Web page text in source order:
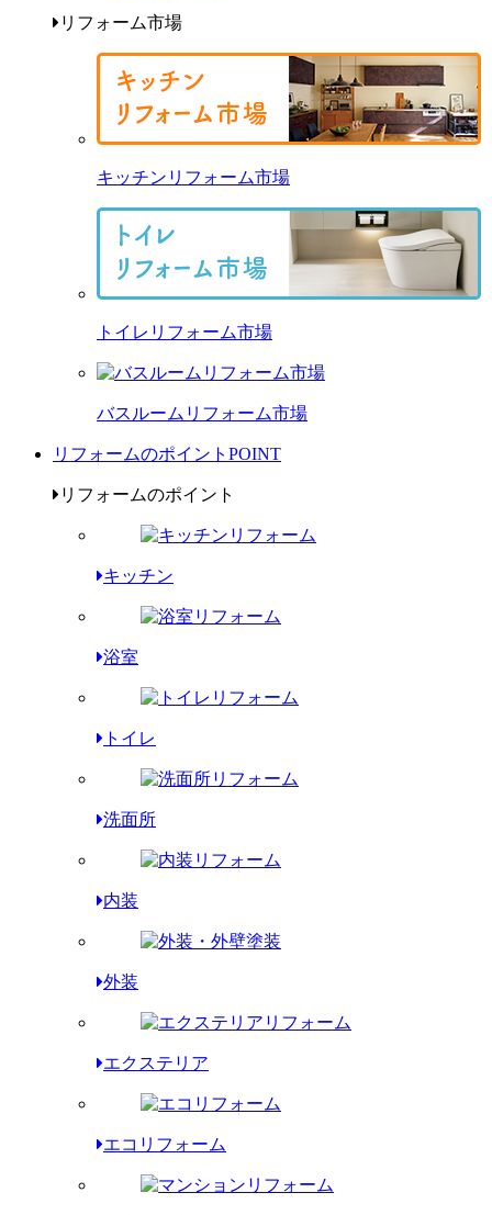
リフォーム市場
キッチンリフォーム市場
トイレリフォーム市場
バスルームリフォーム市場
リフォームのポイント POINT
リフォームのポイント
キッチン
浴室
トイレ
洗面所
内装
外装
エクステリア
エコリフォーム